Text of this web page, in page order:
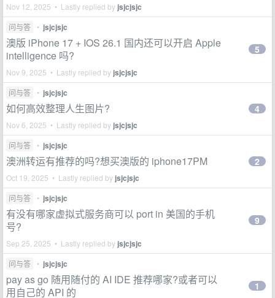
Nov 12, 2025 • Lastly replied by jsjcjsjc
问与答 • jsjcjsjc
澳版 iPhone 17 + IOS 26.1 国内还可以开启 Apple
intelligence 吗?
Nov 9, 2025 • Lastly replied by jsjcjsjc
5
问与答 • jsjcjsjc
如何高效整理人生图片?
Nov 6, 2025 • Lastly replied by jsjcjsjc
4
问与答 • jsjcjsjc
澳洲转运有推荐的吗?想买澳版的 iphone17PM
Oct 19, 2025 • Lastly replied by jsjcjsjc
2
问与答 • jsjcjsjc
有没有哪家虚拟式服务商可以 port in 美国的手机
号?
Sep 25, 2025 • Lastly replied by jsjcjsjc
9
问与答 • jsjcjsjc
pay as go 随用随付的 AI IDE 推荐哪家?或者可以
用自己的 API 的
1